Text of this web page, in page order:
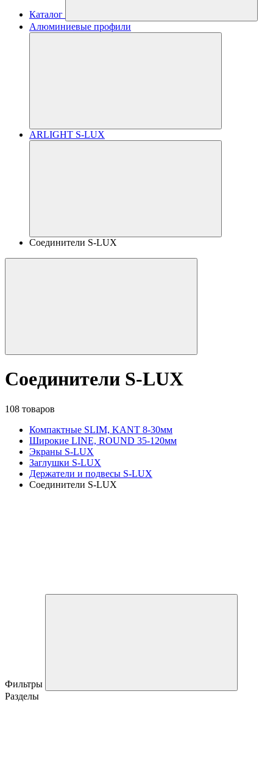
Каталог
Алюминиевые профили
ARLIGHT S-LUX
Соединители S-LUX
Соединители S-LUX
108 товаров
Компактные SLIM, KANT 8-30мм
Широкие LINE, ROUND 35-120мм
Экраны S-LUX
Заглушки S-LUX
Держатели и подвесы S-LUX
Соединители S-LUX
Фильтры
Разделы